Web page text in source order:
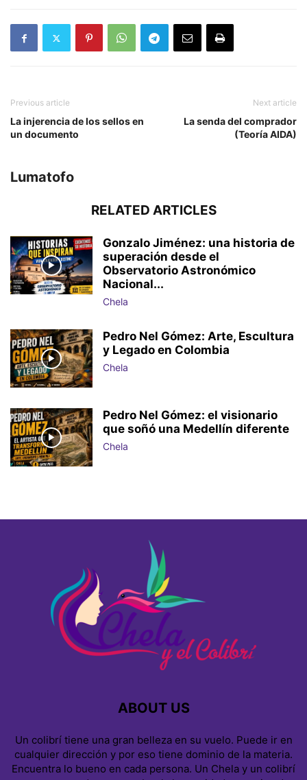
Previous article
La injerencia de los sellos en
un documento
Next article
La senda del comprador
(Teoría AIDA)
Lumatofo
RELATED ARTICLES
Gonzalo Jiménez: una historia de
superación desde el
Observatorio Astronómico
Nacional...
Chela
Pedro Nel Gómez: Arte, Escultura
y Legado en Colombia
Chela
Pedro Nel Gómez: el visionario
que soñó una Medellín diferente
Chela
ABOUT US
Un colibrí tiene una gran belleza en su vuelo. Puede ir en
cualquier dirección y por eso tiene dominio de la materia.
Encuentra lo bueno en cada persona. Un Chela y un colibrí